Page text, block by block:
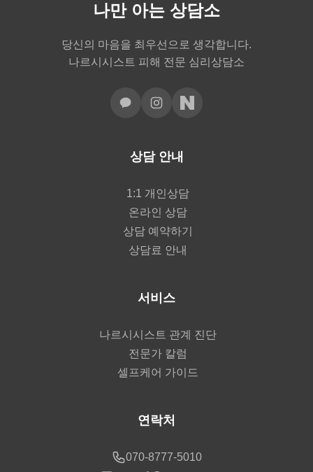
나만 아는 상담소
당신의 마음을 최우선으로 생각합니다.
나르시시스트 피해 전문 심리상담소
상담 안내
1:1 개인상담
온라인 상담
상담 예약하기
상담료 안내
서비스
나르시시스트 관계 진단
전문가 칼럼
셀프케어 가이드
연락처
070-8777-5010